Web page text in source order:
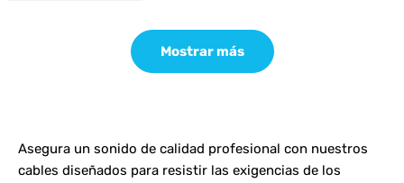
Mostrar más
Asegura un sonido de calidad profesional con nuestros
cables diseñados para resistir las exigencias de los